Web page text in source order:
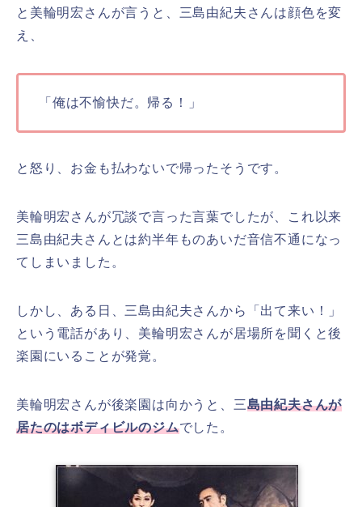
と美輪明宏さんが言うと、三島由紀夫さんは顔色を変
え、
「俺は不愉快だ。帰る！」
と怒り、お金も払わないで帰ったそうです。
美輪明宏さんが冗談で言った言葉でしたが、これ以来
三島由紀夫さんとは約半年ものあいだ音信不通になっ
てしまいました。
しかし、ある日、三島由紀夫さんから「出て来い！」
という電話があり、美輪明宏さんが居場所を聞くと後
楽園にいることが発覚。
美輪明宏さんが後楽園は向かうと、三島由紀夫さんが
居たのはボディビルのジムでした。